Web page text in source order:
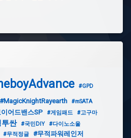
#GPD
#MagicKnightRayearth #mSATA
어드밴스SP #게임패드
#고구마
싼 #국민DIY
#다이노소울
#무적정글 #무적파워레인저